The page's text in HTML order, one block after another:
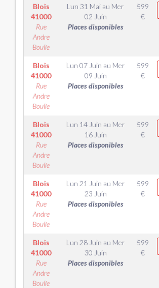
Blois
41000
Rue
Andre
Boulle
Lun 31 Mai au Mer
02 Juin
Places disponibles
599
€
Blois
41000
Rue
Andre
Boulle
Lun 07 Juin au Mer
09 Juin
Places disponibles
599
€
Blois
41000
Rue
Andre
Boulle
Lun 14 Juin au Mer
16 Juin
Places disponibles
599
€
Blois
41000
Rue
Andre
Boulle
Lun 21 Juin au Mer
23 Juin
Places disponibles
599
€
Blois
41000
Rue
Andre
Boulle
Lun 28 Juin au Mer
30 Juin
Places disponibles
599
€